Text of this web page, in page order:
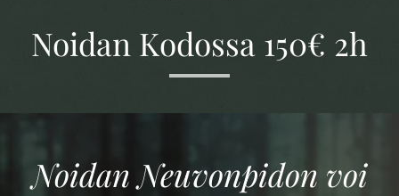
Noidan Kodossa 150€ 2h
Noidan Neuvonpidon voi